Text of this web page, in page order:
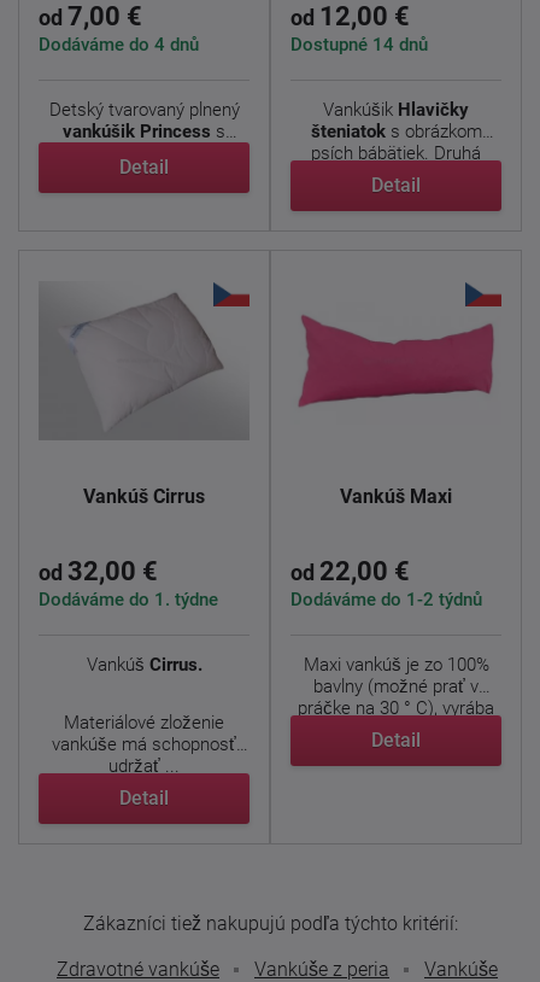
od 7,00 €
Dodáváme do 4 dnů
Detský tvarovaný plnený
vankúšik Princess s
Detail
od 12,00 €
Dostupné 14 dnů
Vankúšik Hlavičky
šteniatoks obrázkom
psích bábätiek. Druhá
strana ...
Detail
Vankúš Cirrus
od 32,00 €
Dodáváme do 1. týdne
Vankúš Cirrus.
Materiálové zloženie
vankúše má schopnosť
udržať ...
Detail
Vankúš Maxi
od 22,00 €
Dodáváme do 1-2 týdnů
Maxi vankúš je zo 100%
bavlny (možné prať v
práčke na 30 ° C), vyrába
...
Detail
Zákazníci tiež nakupujú podľa týchto kritérií:
Zdravotné vankúše
Vankúše z peria
Vankúše